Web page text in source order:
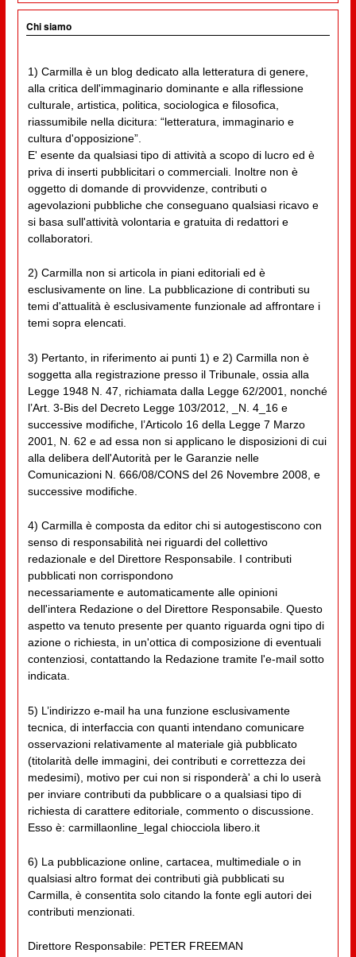
Chi siamo
1) Carmilla è un blog dedicato alla letteratura di genere,
alla critica dell'immaginario dominante e alla riflessione
culturale, artistica, politica, sociologica e filosofica,
riassumibile nella dicitura: “letteratura, immaginario e
cultura d'opposizione”.
E' esente da qualsiasi tipo di attività a scopo di lucro ed è
priva di inserti pubblicitari o commerciali. Inoltre non è
oggetto di domande di provvidenze, contributi o
agevolazioni pubbliche che conseguano qualsiasi ricavo e
si basa sull'attività volontaria e gratuita di redattori e
collaboratori.
2) Carmilla non si articola in piani editoriali ed è
esclusivamente on line. La pubblicazione di contributi su
temi d'attualità è esclusivamente funzionale ad affrontare i
temi sopra elencati.
3) Pertanto, in riferimento ai punti 1) e 2) Carmilla non è
soggetta alla registrazione presso il Tribunale, ossia alla
Legge 1948 N. 47, richiamata dalla Legge 62/2001, nonché
l’Art. 3-Bis del Decreto Legge 103/2012, _N. 4_16 e
successive modifiche, l’Articolo 16 della Legge 7 Marzo
2001, N. 62 e ad essa non si applicano le disposizioni di cui
alla delibera dell'Autorità per le Garanzie nelle
Comunicazioni N. 666/08/CONS del 26 Novembre 2008, e
successive modifiche.
4) Carmilla è composta da editor chi si autogestiscono con
senso di responsabilità nei riguardi del collettivo
redazionale e del Direttore Responsabile. I contributi
pubblicati non corrispondono
necessariamente e automaticamente alle opinioni
dell'intera Redazione o del Direttore Responsabile. Questo
aspetto va tenuto presente per quanto riguarda ogni tipo di
azione o richiesta, in un'ottica di composizione di eventuali
contenziosi, contattando la Redazione tramite l'e-mail sotto
indicata.
5) L’indirizzo e-mail ha una funzione esclusivamente
tecnica, di interfaccia con quanti intendano comunicare
osservazioni relativamente al materiale già pubblicato
(titolarità delle immagini, dei contributi e correttezza dei
medesimi), motivo per cui non si risponderà' a chi lo userà
per inviare contributi da pubblicare o a qualsiasi tipo di
richiesta di carattere editoriale, commento o discussione.
Esso è: carmillaonline_legal chiocciola libero.it
6) La pubblicazione online, cartacea, multimediale o in
qualsiasi altro format dei contributi già pubblicati su
Carmilla, è consentita solo citando la fonte egli autori dei
contributi menzionati.
Direttore Responsabile: PETER FREEMAN